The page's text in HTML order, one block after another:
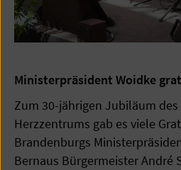
Ministerpräsident Woidke
Zum 30-jährigen Jubiläum
Herzzentrums gab es viele
Brandenburgs
Bernaus Bürgermeister André